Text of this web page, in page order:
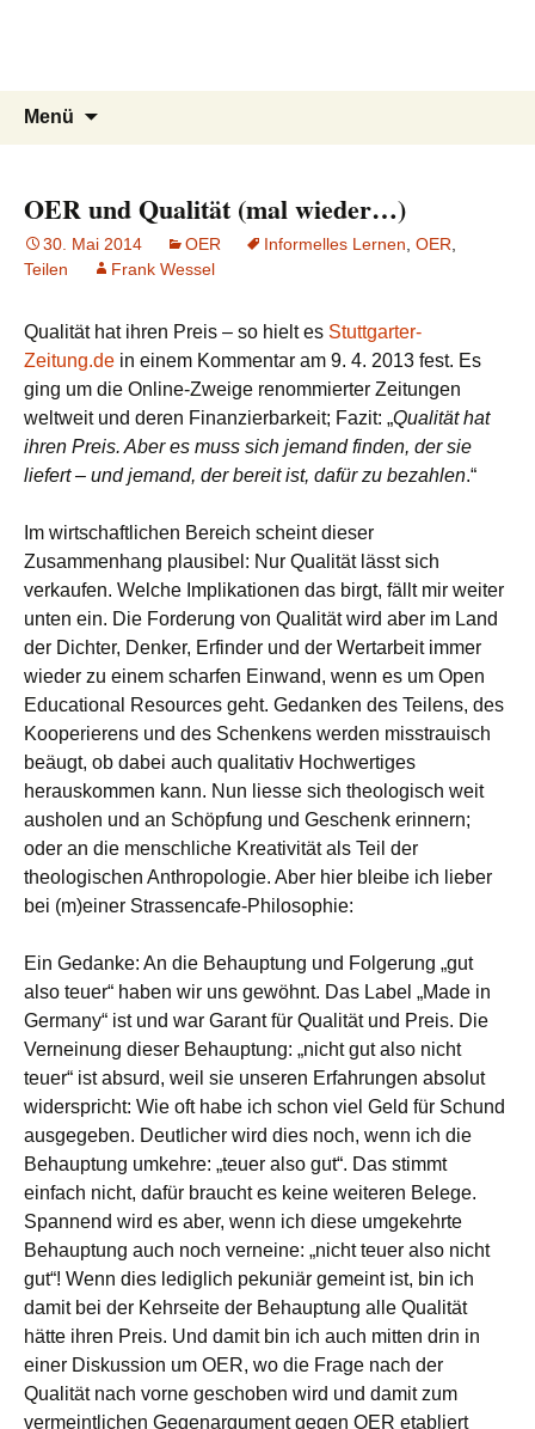
Menü
OER und Qualität (mal wieder…)
30. Mai 2014 OER Informelles Lernen OER
Teilen
Frank Wessel
Qualität hat ihren Preis – so hielt es Stuttgarter-
Zeitung.de in einem Kommentar am 9. 4. 2013 fest. Es
ging um die Online-Zweige renommierter Zeitungen
weltweit und deren Finanzierbarkeit; Fazit: „Qualität hat
ihren Preis. Aber es muss sich jemand finden, der sie
liefert – und jemand, der bereit ist, dafür zu bezahlen.“
Im wirtschaftlichen Bereich scheint dieser
Zusammenhang plausibel: Nur Qualität lässt sich
verkaufen. Welche Implikationen das birgt, fällt mir weiter
unten ein. Die Forderung von Qualität wird aber im Land
der Dichter, Denker, Erfinder und der Wertarbeit immer
wieder zu einem scharfen Einwand, wenn es um Open
Educational Resources geht. Gedanken des Teilens, des
Kooperierens und des Schenkens werden misstrauisch
beäugt, ob dabei auch qualitativ Hochwertiges
herauskommen kann. Nun liesse sich theologisch weit
ausholen und an Schöpfung und Geschenk erinnern;
oder an die menschliche Kreativität als Teil der
theologischen Anthropologie. Aber hier bleibe ich lieber
bei (m)einer Strassencafe-Philosophie:
Ein Gedanke: An die Behauptung und Folgerung „gut
also teuer“ haben wir uns gewöhnt. Das Label „Made in
Germany“ ist und war Garant für Qualität und Preis. Die
Verneinung dieser Behauptung: „nicht gut also nicht
teuer“ ist absurd, weil sie unseren Erfahrungen absolut
widerspricht: Wie oft habe ich schon viel Geld für Schund
ausgegeben. Deutlicher wird dies noch, wenn ich die
Behauptung umkehre: „teuer also gut“. Das stimmt
einfach nicht, dafür braucht es keine weiteren Belege.
Spannend wird es aber, wenn ich diese umgekehrte
Behauptung auch noch verneine: „nicht teuer also nicht
gut“! Wenn dies lediglich pekuniär gemeint ist, bin ich
damit bei der Kehrseite der Behauptung alle Qualität
hätte ihren Preis. Und damit bin ich auch mitten drin in
einer Diskussion um OER, wo die Frage nach der
Qualität nach vorne geschoben wird und damit zum
vermeintlichen Gegenargument gegen OER etabliert